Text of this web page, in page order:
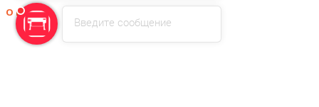
О нас
Отзывы
Новости, акции, спецпредложения
Введите сообщение